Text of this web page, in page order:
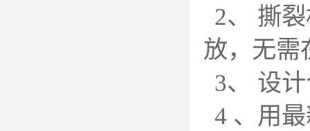
2、 撕
放，无需
3、 设
4 、用